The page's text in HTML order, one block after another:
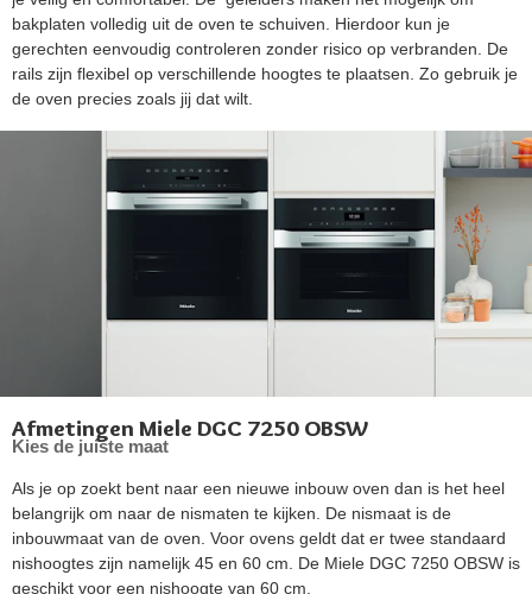
bakplaten volledig uit de oven te schuiven. Hierdoor kun je
gerechten eenvoudig controleren zonder risico op verbranden. De
rails zijn flexibel op verschillende hoogtes te plaatsen. Zo gebruik je
de oven precies zoals jij dat wilt.
Afmetingen Miele DGC 7250 OBSW
Kies de juiste maat
Als je op zoekt bent naar een nieuwe inbouw oven dan is het heel
belangrijk om naar de nismaten te kijken. De nismaat is de
inbouwmaat van de oven. Voor ovens geldt dat er twee standaard
nishoogtes zijn namelijk 45 en 60 cm. De Miele DGC 7250 OBSW is
geschikt voor een nishoogte van 60 cm.